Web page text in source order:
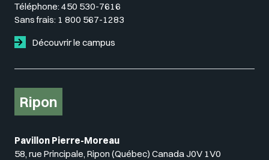
Téléphone: 450 530-7616
Sans frais: 1 800 567-1283
Découvrir le campus
Ripon
Pavillon Pierre-Moreau
58, rue Principale, Ripon (Québec) Canada J0V 1V0